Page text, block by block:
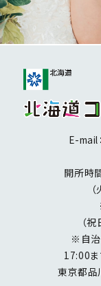
E-mail：
開所時
（
※自治
17:00ま
東京都品